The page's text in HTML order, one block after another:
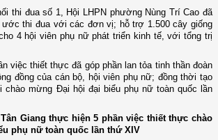
thi đua số 1, Hội LHPN phường Nùng Trí Cao đã
thi đua với các đơn vị; hỗ trợ 1.500 cây giống
4 hội viên phụ nữ phát triển kinh tế, với tổng trị
việc thiết thực đã góp phần lan tỏa tinh thần đoàn
đồng của cán bộ, hội viên phụ nữ; đồng thời tạo
chào mừng Đại hội đại biểu phụ nữ toàn quốc lần
Giang thực hiện 5 phần việc thiết thực chào
phụ nữ toàn quốc lần thứ XIV